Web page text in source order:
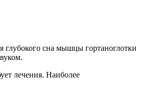
глубокого сна мышцы гортаноглотки
лечения. Наиболее